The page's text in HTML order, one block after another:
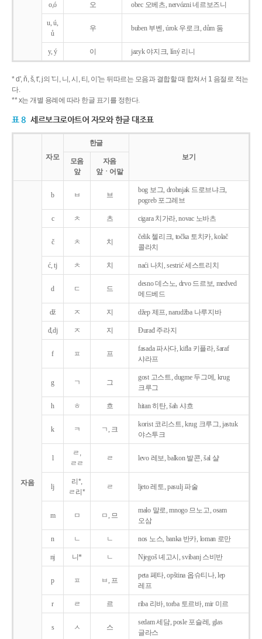
o,ó 오 obec 오베츠, nervózni 네르보즈니
u, ú,
ů
우 buben 부벤, úrok 우로크, dům 둠
y, ý 이 jazyk야지크, líný 리니
* d', ň, š, t', j의 '디, 니, 시, 티, 이'는 뒤따르는 모음과 결합할 때 합쳐서 1 음절로 적는
다.
** x는 개별 용례에 따라 한글 표기를 정한다.
표 8 세르보크로아트어 자모와 한글 대조표
자모
한글
보기
모음
앞
자음
앞ㆍ어말
자음
b ㅂ 브
bog 보그, drobnjak 드로브냐크,
pogreb 포그레브
c ㅊ 츠 cigara 치가라, novac 노바츠
č ㅊ 치
čelik 첼리크, točka 토치카, kolač
콜라치
ć, tj ㅊ 치 naći 나치, sestrić 세스트리치
d ㄷ 드
desno 데스노, drvo 드르보, medved
메드베드
dž ㅈ 지 džep 제프, narudžba 나루지바
đ,dj ㅈ 지 Ðurađ 주라지
f ㅍ 프
fasada 파사다, kifla 키플라, šaraf
샤라프
g ㄱ 그
gost 고스트, dugme 두그메, krug
크루그
h ㅎ 흐 hitan 히탄, šah 샤흐
k ㅋ ㄱ, 크
korist 코리스트, krug 크루그, jastuk
야스투크
l
ㄹ,
ㄹㄹ
ㄹ levo 레보, balkon 발콘, šal 샬
lj
리*,
ㄹ리*
ㄹ ljeto 레토, pasulj 파술
m ㅁ ㅁ, 므
malo 말로, mnogo 므노고, osam
오삼
n ㄴ ㄴ nos 노스, banka 반카, loman 로만
nj 니* ㄴ Njegoš 녜고시, svibanj 스비반
p ㅍ ㅂ, 프
peta 페타, opština 옵슈티나, lep
레프
r ㄹ 르 riba 리바, torba 토르바, mir 미르
s ㅅ 스
sedam 세담, posle 포슬레, glas
글라스